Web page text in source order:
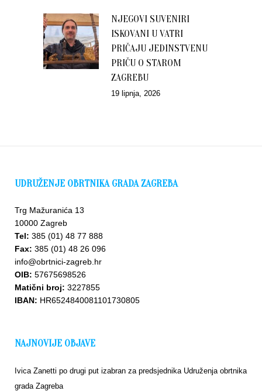
NJEGOVI SUVENIRI
ISKOVANI U VATRI
PRIČAJU JEDINSTVENU
PRIČU O STAROM
ZAGREBU
19 lipnja, 2026
UDRUŽENJE OBRTNIKA GRADA ZAGREBA
Trg Mažuranića 13
10000 Zagreb
Tel: 385 (01) 48 77 888
Fax: 385 (01) 48 26 096
info@obrtnici-zagreb.hr
OIB: 57675698526
Matični broj: 3227855
IBAN: HR6524840081101730805
NAJNOVIJE OBJAVE
Ivica Zanetti po drugi put izabran za predsjednika Udruženja obrtnika
grada Zagreba